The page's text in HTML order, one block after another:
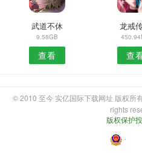
武道不休
9.58GB
查看
龙戒
查
© 2010 至今 实亿国际下载网址 版权所
rights
版权保护
・